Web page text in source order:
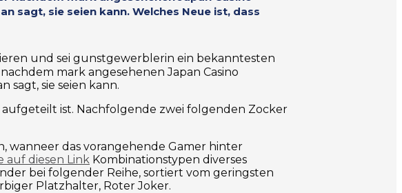
sagt, sie seien kann. Welches Neue ist, dass
und sei gunstgewerblerin ein bekanntesten
mark angesehenen Japan Casino
sagt, sie seien kann.
aufgeteilt ist. Nachfolgende zwei folgenden Zocker
wanneer das vorangehende Gamer hinter
auf diesen Link Kombinationstypen diverses
bei folgender Reihe, sortiert vom geringsten
Platzhalter, Roter Joker.